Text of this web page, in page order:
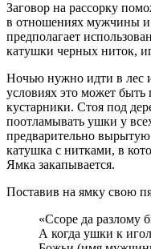
Заговор на рассорку
в отношениях мужчины
предполагает
катушки черных ниток,
Ночью нужно идти в лес
условиях это может быть
кустарники. Стоя под
поотламывать ушки у
предварительно
катушка с нитками, в
Ямка закапывается.
Поставив на ямку свою
«Ссоре да разлому
А когда ушки к